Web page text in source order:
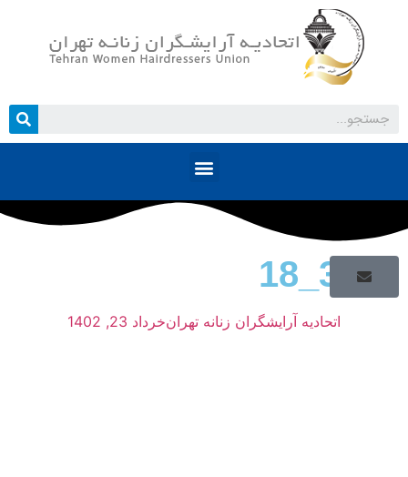
3888_18
اتحادیه آرایشگران زنانه تهرانخرداد 23, 1402